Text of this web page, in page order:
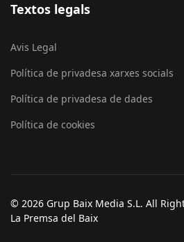
Textos legals
Avis Legal
Política de privadesa xarxes socials
Política de privadesa de dades
Política de cookies
© 2026 Grup Baix Media S.L. All
La Premsa del Baix